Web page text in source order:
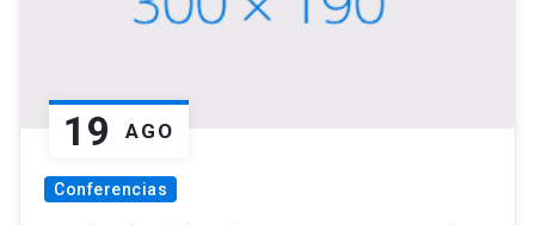
19 AGO
Conferencias